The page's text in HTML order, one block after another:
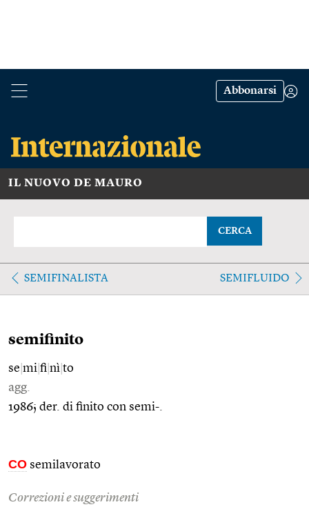
Abbonarsi
IL NUOVO DE MAURO
CERCA
SEMIFINALISTA SEMIFLUIDO
semifinito
se mi fi nì to
agg.
1986; der. di finito con semi-.
CO semilavorato
Correzioni e suggerimenti